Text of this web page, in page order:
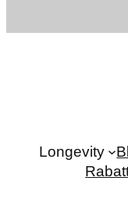
Longevity